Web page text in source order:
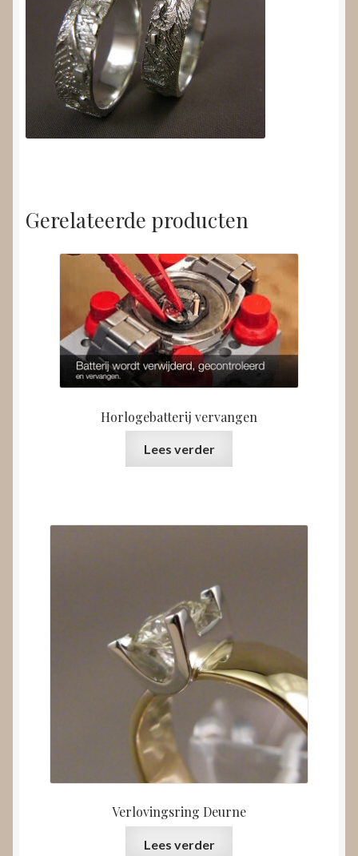
Gerelateerde producten
Horlogebatterij vervangen
Lees verder
Verlovingsring Deurne
Lees verder